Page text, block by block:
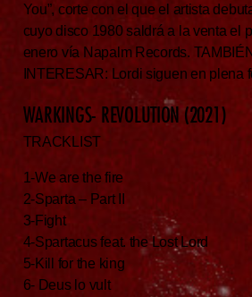
You”, corte con el que el artista
cuyo disco 1980 saldrá a la venta el
enero vía Napalm Records.
INTERESAR: Lordi siguen en plena
WARKINGS- REVOLUTION (2021)
TRACKLIST
1-We are the fire
2-Sparta – Part II
3-Fight
4-Spartacus feat. the Lost Lord
5-Kill for the king
6- Deus lo vult